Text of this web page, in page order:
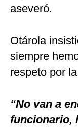
aseveró.
Otárola
siempre
respeto por
“No van a
funcionario,